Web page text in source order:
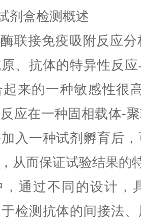
剂盒检测概述
联接免疫吸附反应分
、抗体的特异性反
来的一种敏感性很
应在一种固相载体-
入一种试剂孵育后
从而保证试验结果的
，通过不同的设计，
检测抗体的间接法